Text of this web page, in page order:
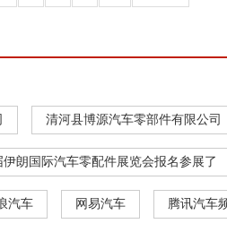
清河县博源汽车零部件有限公司
伊朗国际汽车零配件展览会报名参展了
汽车 网易汽车 腾讯汽车